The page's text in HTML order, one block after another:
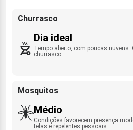
Churrasco
Dia ideal
Tempo aberto, com poucas nuvens.
churrasco.
Mosquitos
Médio
Condições favorecem presença
telas e repelentes pessoais.